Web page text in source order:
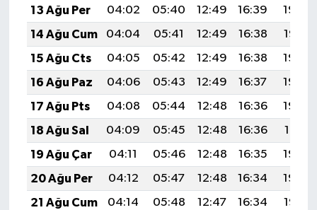
13 Ağu Per
04:02 05:40 12:49 16:39
19:48
14 Ağu Cum
04:04 05:41 12:49 16:38
19:47
15 Ağu Cts
04:05 05:42 12:49 16:38
19:46
16 Ağu Paz
04:06 05:43 12:49 16:37
19:44
17 Ağu Pts
04:08 05:44 12:48 16:36
19:43
18 Ağu Sal
04:09 05:45 12:48 16:36
19:41
19 Ağu Çar
04:11 05:46 12:48 16:35
19:40
20 Ağu Per
04:12 05:47 12:48 16:34
19:39
21 Ağu Cum
04:14 05:48 12:47 16:34
19:37